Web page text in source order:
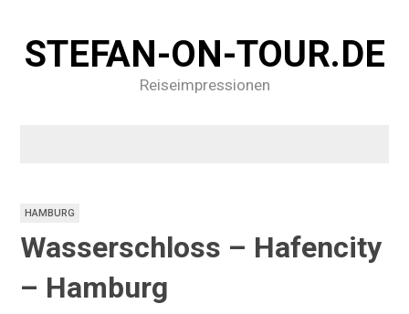
STEFAN-ON-TOUR.DE
Reiseimpressionen
HAMBURG
Wasserschloss – Hafencity
– Hamburg